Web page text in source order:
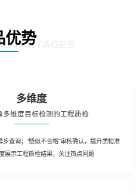
优势
多维度
多维度目标检测的工程质检
查询；“疑似不合格”审核确认，提升质检准
展示工程质检结果，关注热点问题